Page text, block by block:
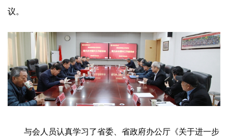
议。
与会人员认真学习了省委、省政府办公厅《关于进一步